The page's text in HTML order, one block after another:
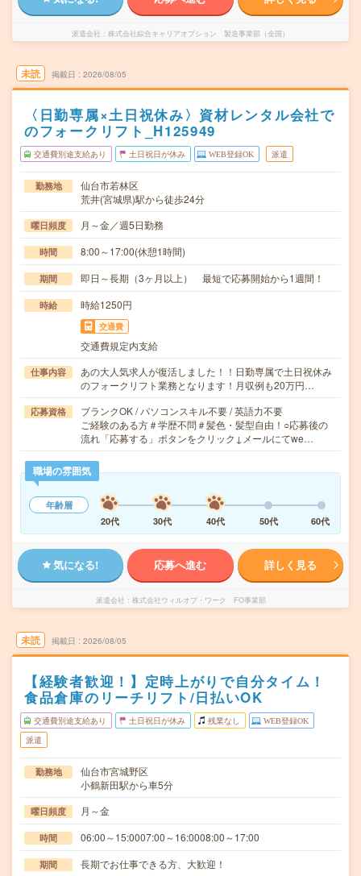
派遣会社 株式会社綜合キャリアオプション 製造事業部（全国）
未読 掲載日 2026/08/05
〈日勤専属×土日祝休み〉資材レンタル会社で
のフォークリフト_H125949
交通費別途支給あり 土日祝日が休み WEB登録OK 派遣
勤務地
仙台市若林区
荒井(宮城県)駅から徒歩24分
曜日頻度 月～金／週5日勤務
時間 8:00～17:00(休憩1時間)
期間 即日～長期（3ヶ月以上） 最短で応募開始から1週間！
時給 時給1250円
交通費
交通費規定内支給
仕事内容
あの大人気求人が復活しました！！日勤専属で土日祝休み
のフォークリフト業務となります！月収例も20万円…
応募資格
ブランクOK / パソコンスキル不要 / 英語力不要
ご経験のある方＃学歴不問＃髪色・髪型自由！○応募後の
流れ「応募する」ボタンをクリック↓メールにてwe…
職場の雰囲気
年齢層
20代
30代 40代 50代 60代
気になる! 応募へ進む 詳しく見る
派遣会社 株式会社ウィルオブ・ワーク FO事業部
未読 掲載日 2026/08/05
【経験者歓迎！】定時上がりで自分タイム！
食品倉庫のリーチリフト/日払いOK
交通費別途支給あり 土日祝日が休み 残業なし WEB登録OK
派遣
勤務地
仙台市宮城野区
小鶴新田駅から車5分
曜日頻度 月～金
時間 06:00～15:0007:00～16:0008:00～17:00
期間 長期でお仕事できる方、大歓迎！